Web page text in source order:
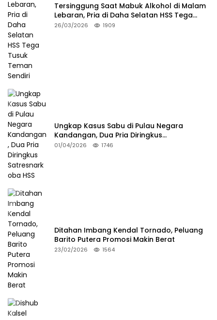
Tersinggung Saat Mabuk Alkohol di Malam
Lebaran, Pria di Daha Selatan HSS Tega
Tusuk Teman Sendiri
26/03/2026 1909
Ungkap Kasus Sabu di Pulau Negara
Kandangan, Dua Pria Diringkus
Satresnarkoba HSS
01/04/2026 1746
Ditahan Imbang Kendal Tornado, Peluang
Barito Putera Promosi Makin Berat
23/02/2026 1564